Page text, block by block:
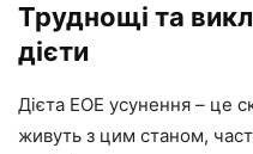
Труднощі та
дієти
Дієта EOE усунення – це
живуть з цим станом,